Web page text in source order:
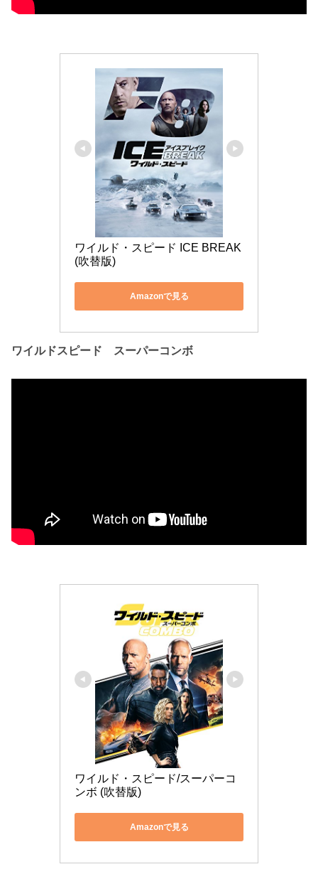
ワイルド・スピード ICE BREAK
(吹替版)
Amazonで見る
ワイルドスピード スーパーコンボ
ワイルド・スピード/スーパーコ
ンボ (吹替版)
Amazonで見る